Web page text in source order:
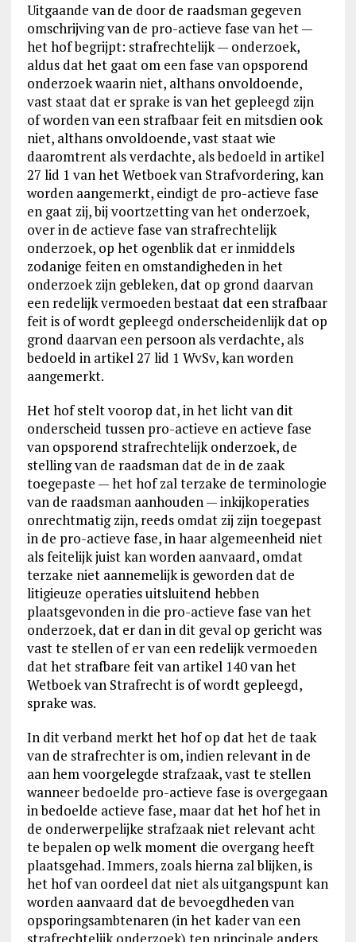
Uitgaande van de door de raadsman gegeven
omschrijving van de pro-actieve fase van het —
het hof begrijpt: strafrechtelijk — onderzoek,
aldus dat het gaat om een fase van opsporend
onderzoek waarin niet, althans onvoldoende,
vast staat dat er sprake is van het gepleegd zijn
of worden van een strafbaar feit en mitsdien ook
niet, althans onvoldoende, vast staat wie
daaromtrent als verdachte, als bedoeld in artikel
27 lid 1 van het Wetboek van Strafvordering, kan
worden aangemerkt, eindigt de pro-actieve fase
en gaat zij, bij voortzetting van het onderzoek,
over in de actieve fase van strafrechtelijk
onderzoek, op het ogenblik dat er inmiddels
zodanige feiten en omstandigheden in het
onderzoek zijn gebleken, dat op grond daarvan
een redelijk vermoeden bestaat dat een strafbaar
feit is of wordt gepleegd onderscheidenlijk dat op
grond daarvan een persoon als verdachte, als
bedoeld in artikel 27 lid 1 WvSv, kan worden
aangemerkt.
Het hof stelt voorop dat, in het licht van dit
onderscheid tussen pro-actieve en actieve fase
van opsporend strafrechtelijk onderzoek, de
stelling van de raadsman dat de in de zaak
toegepaste — het hof zal terzake de terminologie
van de raadsman aanhouden — inkijkoperaties
onrechtmatig zijn, reeds omdat zij zijn toegepast
in de pro-actieve fase, in haar algemeenheid niet
als feitelijk juist kan worden aanvaard, omdat
terzake niet aannemelijk is geworden dat de
litigieuze operaties uitsluitend hebben
plaatsgevonden in die pro-actieve fase van het
onderzoek, dat er dan in dit geval op gericht was
vast te stellen of er van een redelijk vermoeden
dat het strafbare feit van artikel 140 van het
Wetboek van Strafrecht is of wordt gepleegd,
sprake was.
In dit verband merkt het hof op dat het de taak
van de strafrechter is om, indien relevant in de
aan hem voorgelegde strafzaak, vast te stellen
wanneer bedoelde pro-actieve fase is overgegaan
in bedoelde actieve fase, maar dat het hof het in
de onderwerpelijke strafzaak niet relevant acht
te bepalen op welk moment die overgang heeft
plaatsgehad. Immers, zoals hierna zal blijken, is
het hof van oordeel dat niet als uitgangspunt kan
worden aanvaard dat de bevoegdheden van
opsporingsambtenaren (in het kader van een